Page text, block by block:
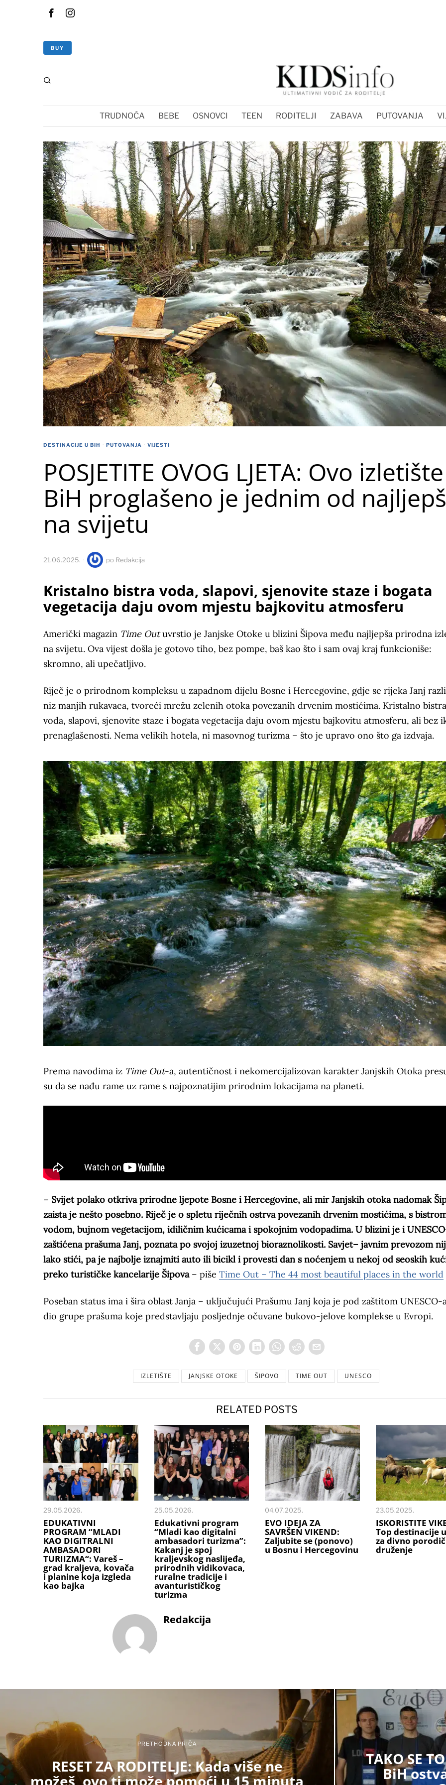
BUY
TRUDNOĆA BEBE OSNOVCI TEEN RODITELJI ZABAVA PUTOVANJA
DESTINACIJE U BIH · PUTOVANJA · VIJESTI
POSJETITE OVOG LJETA: Ovo
BiH proglašeno je jednim od
na svijetu
21.06.2025. po Redakcija
Kristalno bistra voda, slapovi, sjenovite staze i bogata
vegetacija daju ovom mjestu bajkovitu atmosferu
Američki magazin Time Outuvrstio je Janjske Otoke u blizini Šipova među najljepša prirodna
na svijetu. Ova vijest došla je gotovo tiho, bez pompe, baš kao što i sam ovaj kraj funkcioniše:
skromno, ali upečatljivo.
Riječ je o prirodnom kompleksu u zapadnom dijelu Bosne i Hercegovine, gdje se rijeka Janj
niz manjih rukavaca, tvoreći mrežu zelenih otoka povezanih drvenim mostićima. Kristalno bistra
voda, slapovi, sjenovite staze i bogata vegetacija daju ovom mjestu bajkovitu atmosferu, ali bez
prenaglašenosti. Nema velikih hotela, ni masovnog turizma – što je upravo ono što ga izdvaja.
Prema navodima iz Time Out-a, autentičnost i nekomercijalizovan karakter Janjskih Otoka
su da se nađu rame uz rame s najpoznatijim prirodnim lokacijama na planeti.
– Svijet polako otkriva prirodne ljepote Bosne i Hercegovine, ali mir Janjskih otoka nadomak
zaista je nešto posebno. Riječ je o spletu riječnih ostrva povezanih drvenim mostićima, s
vodom, bujnom vegetacijom, idiličnim kućicama i spokojnim vodopadima. U blizini je i
zaštićena prašuma Janj, poznata po svojoj izuzetnoj bioraznolikosti. Savjet– javnim prevozom
lako stići, pa je najbolje iznajmiti auto ili bicikl i provesti dan s noćenjem u nekoj od seoskih
preko turističke kancelarije Šipova – piše Time Out – The 44 most beautiful places in the world
Poseban status ima i šira oblast Janja – uključujući Prašumu Janj koja je pod zaštitom UNESCO-
dio grupe prašuma koje predstavljaju posljednje očuvane bukovo-jelove komplekse u Evropi.
IZLETIŠTE JANJSKE OTOKE ŠIPOVO TIME OUT UNESCO
RELATED POSTS
29.05.2026.
EDUKATIVNI
PROGRAM “MLADI
KAO DIGITRALNI
AMBASADORI
TURIIZMA“: Vareš –
grad kraljeva, kovača
i planine koja izgleda
kao bajka
25.05.2026.
Edukativni program
“Mladi kao digitalni
ambasadori turizma”:
Kakanj je spoj
kraljevskog naslijeđa,
prirodnih vidikovaca,
ruralne tradicije i
avanturističkog
turizma
04.07.2025.
EVO IDEJA ZA
SAVRŠEN VIKEND:
Zaljubite se (ponovo)
u Bosnu i Hercegovinu
23.05.2025.
ISKORISTITE
Top destinacije
za divno
druženje
Redakcija
PRETHODNA PRIČA
RESET ZA RODITELJE: Kada više ne
možeš, ovo ti može pomoći u 15 minuta
TAKO SE
BiH